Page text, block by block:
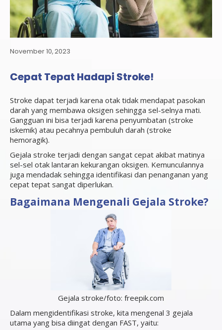
November 10, 2023
Cepat Tepat Hadapi Stroke!
Stroke dapat terjadi karena otak tidak mendapat pasokan
darah yang membawa oksigen sehingga sel-selnya mati.
Gangguan ini bisa terjadi karena penyumbatan (stroke
iskemik) atau pecahnya pembuluh darah (stroke
hemoragik).
Gejala stroke terjadi dengan sangat cepat akibat matinya
sel-sel otak lantaran kekurangan oksigen. Kemunculannya
juga mendadak sehingga identifikasi dan penanganan yang
cepat tepat sangat diperlukan.
Bagaimana Mengenali Gejala Stroke?
Gejala stroke/foto: freepik.com
Dalam mengidentifikasi stroke, kita mengenal 3 gejala
utama yang bisa diingat dengan FAST, yaitu: